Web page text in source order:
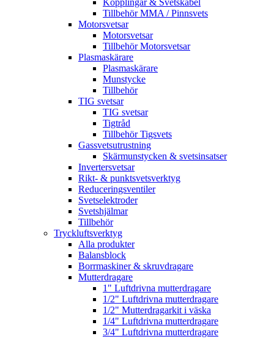
Kopplingar & Svetskabel
Tillbehör MMA / Pinnsvets
Motorsvetsar
Motorsvetsar
Tillbehör Motorsvetsar
Plasmaskärare
Plasmaskärare
Munstycke
Tillbehör
TIG svetsar
TIG svetsar
Tigtråd
Tillbehör Tigsvets
Gassvetsutrustning
Skärmunstycken & svetsinsatser
Invertersvetsar
Rikt- & punktsvetsverktyg
Reduceringsventiler
Svetselektroder
Svetshjälmar
Tillbehör
Tryckluftsverktyg
Alla produkter
Balansblock
Borrmaskiner & skruvdragare
Mutterdragare
1" Luftdrivna mutterdragare
1/2" Luftdrivna mutterdragare
1/2" Mutterdragarkit i väska
1/4" Luftdrivna mutterdragare
3/4" Luftdrivna mutterdragare